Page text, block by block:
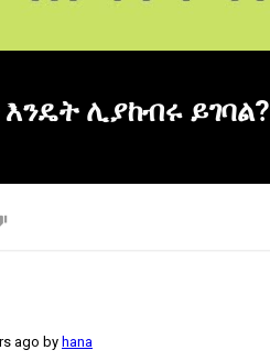
ሊያከብሩ ይገባል?
ago by hana